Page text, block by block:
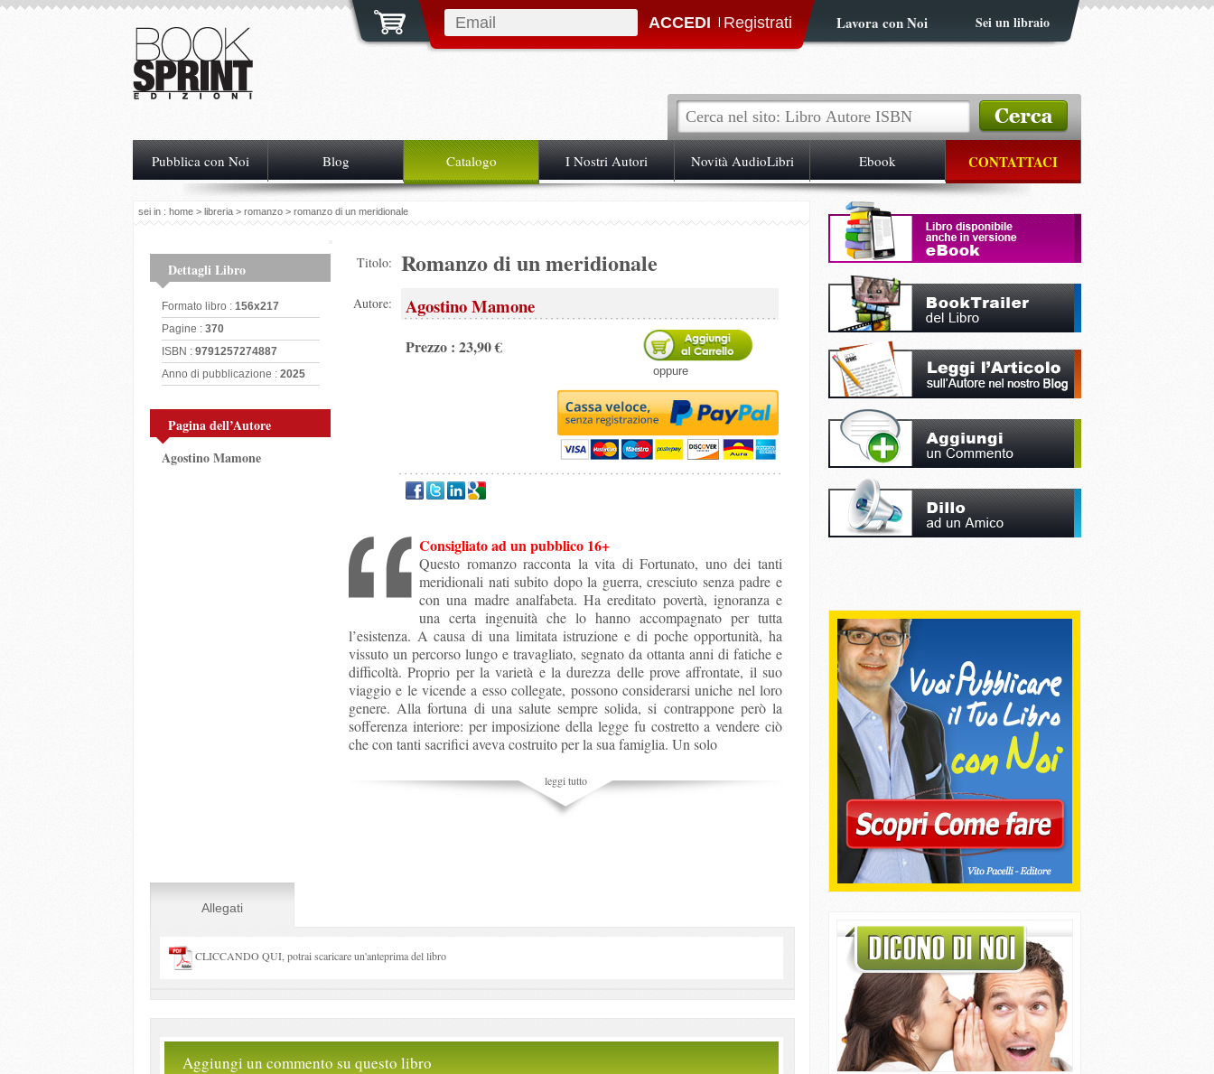
| Lavora con Noi Sei un libraio
Pubblica con Noi Blog Catalogo I Nostri Autori Novità AudioLibri Ebook CONTATTACI
sei in : home > libreria > romanzo > romanzo di un meridionale
Dettagli Libro
Formato libro : 156x217
Pagine : 370
ISBN : 9791257274887
Anno di pubblicazione : 2025
Pagina dell’Autore
Agostino Mamone
Titolo: Romanzo di un meridionale
Autore: Agostino Mamone
Prezzo : 23,90 €
oppure
Consigliato ad un pubblico 16+
Questo romanzo racconta la vita di Fortunato, uno dei tanti
meridionali nati subito dopo la guerra, cresciuto senza padre e
con una madre analfabeta. Ha ereditato povertà, ignoranza e
una certa ingenuità che lo hanno accompagnato per tutta
l’esistenza. A causa di una limitata istruzione e di poche opportunità, ha
vissuto un percorso lungo e travagliato, segnato da ottanta anni di fatiche e
difficoltà. Proprio per la varietà e la durezza delle prove affrontate, il suo
viaggio e le vicende a esso collegate, possono considerarsi uniche nel loro
genere. Alla fortuna di una salute sempre solida, si contrappone però la
sofferenza interiore: per imposizione della legge fu costretto a vendere ciò
che con tanti sacrifici aveva costruito per la sua famiglia. Un solo
leggi tutto
Allegati
CLICCANDO QUI, potrai scaricare un'anteprima del libro
Aggiungi un commento su questo libro